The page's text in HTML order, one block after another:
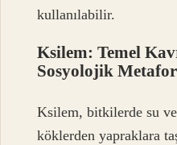
kullanılabilir.
Ksilem: Temel
Sosyolojik Metafor
Ksilem, bitkilerde su
köklerden yapraklara